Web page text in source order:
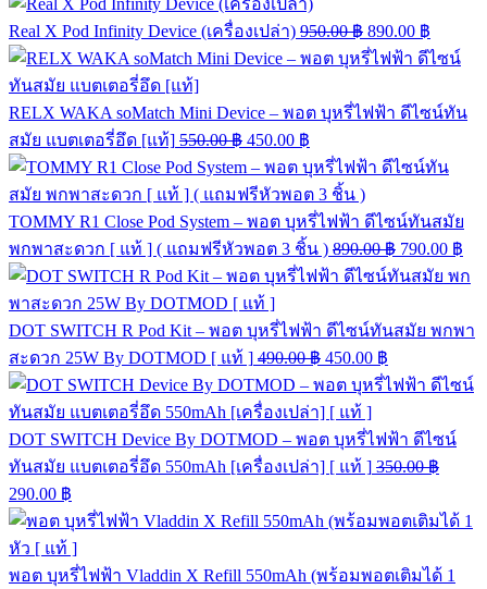
Real X Pod Infinity Device (เครื่องเปล่า) 950.00฿ 890.00 ฿
RELX WAKA soMatch Mini Device – พอต บุหรี่ไฟฟ้า ดีไซน์ทัน
สมัย แบตเตอรี่อึด [แท้] 550.00฿ 450.00 ฿
TOMMY R1 Close Pod System – พอต บุหรี่ไฟฟ้า ดีไซน์ทันสมัย
พกพาสะดวก [ แท้ ] ( แถมฟรีหัวพอต 3 ชิ้น ) 890.00฿ 790.00 ฿
DOT SWITCH R Pod Kit – พอต บุหรี่ไฟฟ้า ดีไซน์ทันสมัย พกพา
สะดวก 25W By DOTMOD [ แท้ ] 490.00฿ 450.00 ฿
DOT SWITCH Device By DOTMOD – พอต บุหรี่ไฟฟ้า ดีไซน์
ทันสมัย แบตเตอรี่อึด 550mAh [เครื่องเปล่า] [ แท้ ] 350.00฿
290.00 ฿
พอต บุหรี่ไฟฟ้า Vladdin X Refill 550mAh (พร้อมพอตเติมได้ 1